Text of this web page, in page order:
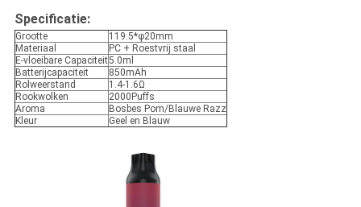
Specificatie:
Grootte
119.5*φ20mm
Materiaal
PC + Roestvrij staal
E-vloeibare Capaciteit5.0ml
Batterijcapaciteit
850mAh
Rolweerstand
1.4-1.6Ω
Rookwolken
2000Puffs
Aroma
Bosbes Pom/Blauwe Razz
Kleur
Geel en Blauw